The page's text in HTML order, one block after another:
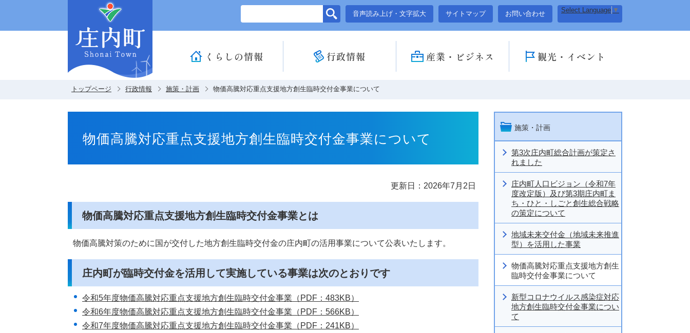
このページの本文へ移動
音声読み上げ・文字拡大 サイトマップ お問い合わせ Select Language ▼
くらしの情報 行政情報 産業・ビジネス 観光・イベント
トップページ 行政情報 施策・計画 物価高騰対応重点支援地方創生臨時交付金事業について
物価高騰対応重点支援地方創生臨時交付金事業について
更新日：2026年7月2日
物価高騰対応重点支援地方創生臨時交付金事業とは
物価高騰対策のために国が交付した地方創生臨時交付金の庄内町の活用事業について公表いたします。
庄内町が臨時交付金を活用して実施している事業は次のとおりです
令和5年度物価高騰対応重点支援地方創生臨時交付金事業（PDF：483KB）
令和6年度物価高騰対応重点支援地方創生臨時交付金事業（PDF：566KB）
令和7年度物価高騰対応重点支援地方創生臨時交付金事業（PDF：241KB）
施策・計画
第3次庄内町総合計画が策定さ
れました
庄内町人口ビジョン（令和7年
度改定版）及び第3期庄内町ま
ち・ひと・しごと創生総合戦略
の策定について
地域未来交付金（地域未来推進
型）を活用した事業
物価高騰対応重点支援地方創生
臨時交付金事業について
新型コロナウイルス感染症対応
地方創生臨時交付金事業につい
て